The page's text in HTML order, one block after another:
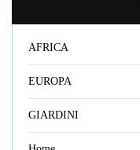
AFRICA
EUROPA
GIARDINI